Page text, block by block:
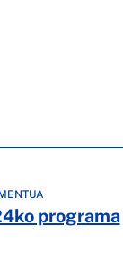
programa